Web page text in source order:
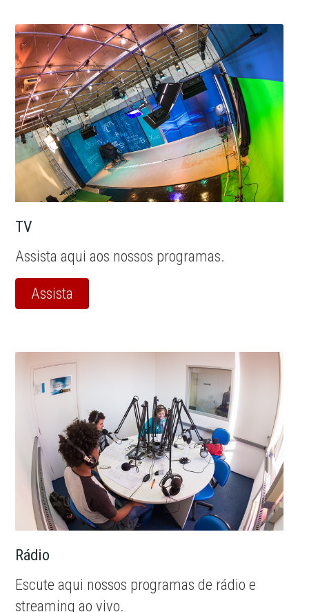
TV
Assista aqui aos nossos programas.
Assista
Rádio
Escute aqui nossos programas de rádio e
streaming ao vivo.